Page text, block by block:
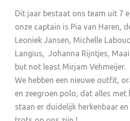
Dit jaar bestaat ons team uit 7
onze captain is Pia van Haren,
Leoniek Jansen, Michelle
Langius,
Johanna Rijntjes,
but not least Mirjam Vehmeijer.
We hebben een nieuwe outfit,
en zeegroen polo, dat alles met
staan er duidelijk herkenbaar